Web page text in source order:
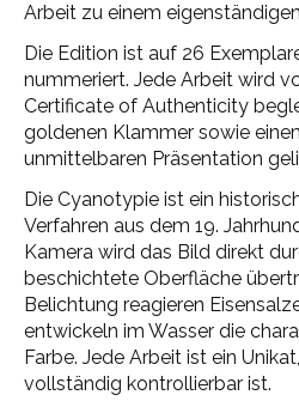
Arbeit zu einem
Die Edition ist auf 26
nummeriert. Jede Arbeit wird
Certificate of Authenticity
goldenen Klammer sowie
unmittelbaren Präsentation
Die Cyanotypie ist ein
Verfahren aus dem 19.
Kamera wird das Bild direkt
beschichtete Oberfläche
Belichtung reagieren
entwickeln im Wasser die
Farbe. Jede Arbeit ist ein
vollständig kontrollierbar ist.